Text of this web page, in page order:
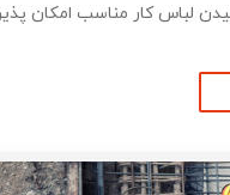
لباس کار مناسب امکان